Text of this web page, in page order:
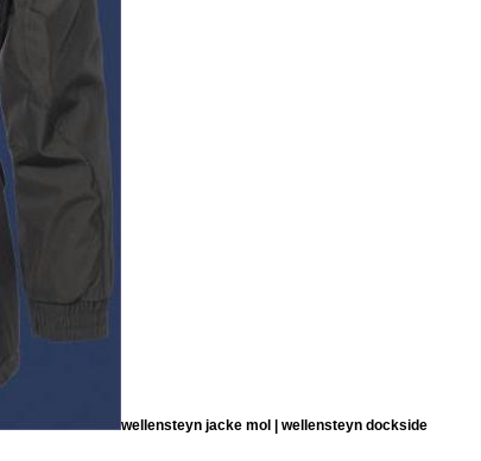
wellensteyn jacke mol | wellensteyn dockside